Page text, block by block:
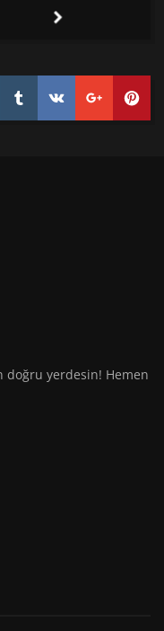
doğru yerdesin! Hemen